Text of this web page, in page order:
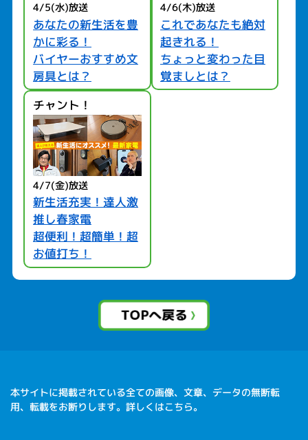
4/5(水)放送
あなたの新生活を豊
かに彩る！
バイヤーおすすめ文
房具とは？
4/6(木)放送
これであなたも絶対
起きれる！
ちょっと変わった目
覚ましとは？
チャント！
4/7(金)放送
新生活充実！達人激
推し春家電
超便利！超簡単！超
お値打ち！
本サイトに掲載されている全ての画像、文章、データの無断転
用、転載をお断りします。詳しくはこちら。